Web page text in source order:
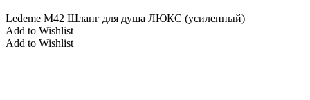
Ledeme M42 Шланг для душа ЛЮКС (усиленный)
Add to Wishlist
Add to Wishlist